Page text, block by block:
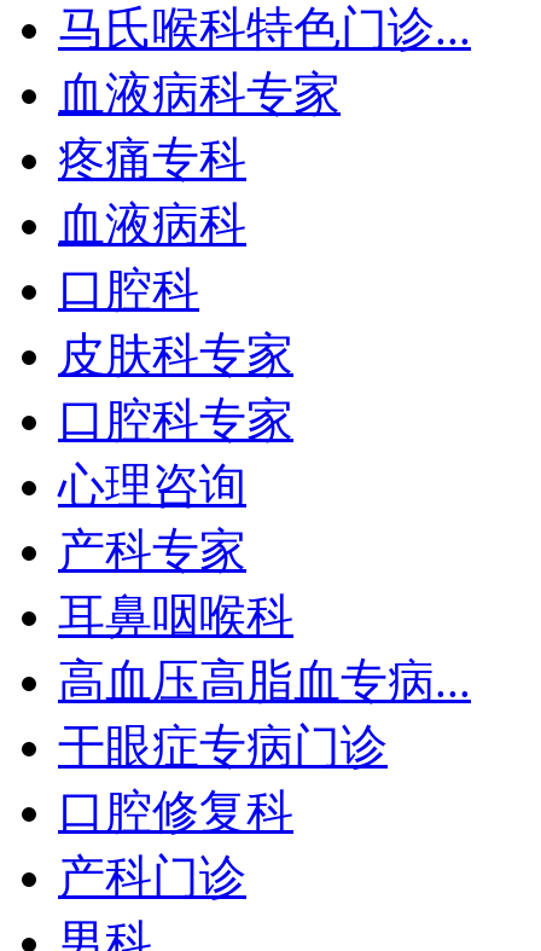
马氏喉科特色门诊...
血液病科专家
疼痛专科
血液病科
口腔科
皮肤科专家
口腔科专家
心理咨询
产科专家
耳鼻咽喉科
高血压高脂血专病...
干眼症专病门诊
口腔修复科
产科门诊